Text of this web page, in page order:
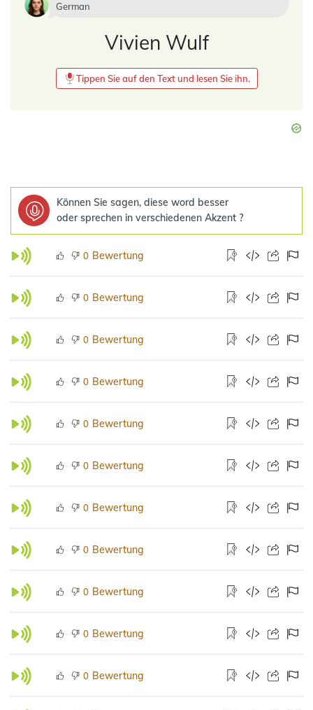
German
Vivien Wulf
Tippen Sie auf den Text und lesen Sie ihn.
Können Sie sagen, diese word besser
oder sprechen in verschiedenen Akzent ?
0 Bewertung
0 Bewertung
0 Bewertung
0 Bewertung
0 Bewertung
0 Bewertung
0 Bewertung
0 Bewertung
0 Bewertung
0 Bewertung
0 Bewertung